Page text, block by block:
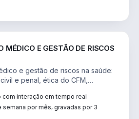
MÉDICO E GESTÃO DE RISCOS
e gestão de riscos na saúde:
e penal, ética do CFM,
com interação em tempo real
semana por mês, gravadas por 3